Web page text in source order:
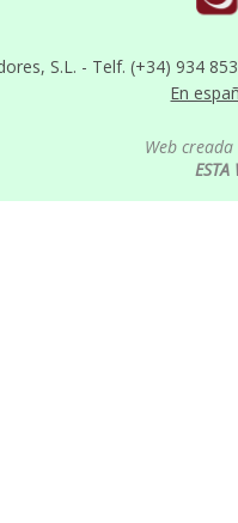
S.L. - Telf. (+34) 934
En
Web
ESTA